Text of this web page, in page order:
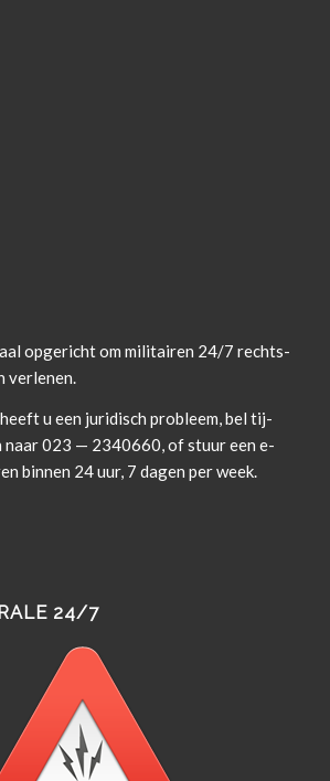
opgericht om militairen 24/7 rechts­
verlenen.
u een juridisch prob­leem, bel tij­
naar 023 — 2340660, of stuur een e-
bin­nen 24 uur, 7 dagen per week.
24/7